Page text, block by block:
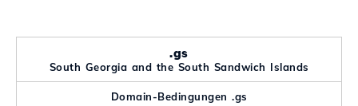
.gs
South Georgia and the South Sandwich Islands
Domain-Bedingungen .gs